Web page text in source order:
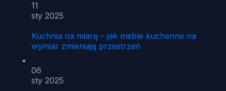
11
sty 2025
Kuchnia na miarę – jak meble kuchenne na
wymiar zmieniają przestrzeń
06
sty 2025